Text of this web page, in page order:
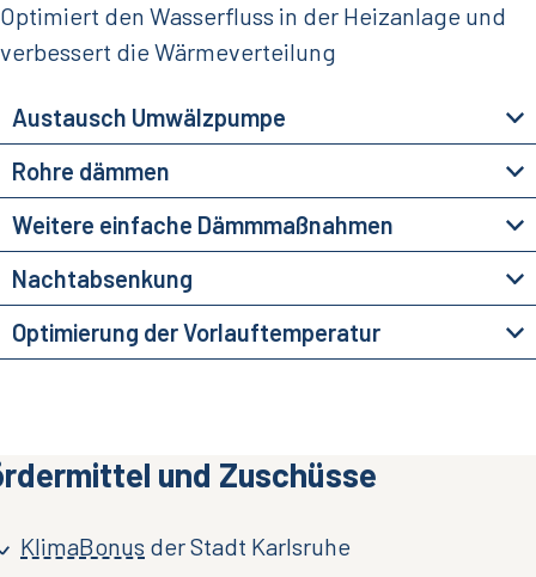
Optimiert den Wasserfluss in der Heizanlage und
verbessert die Wärmeverteilung
Austausch Umwälzpumpe
Rohre dämmen
Weitere einfache Dämmmaßnahmen
Nachtabsenkung
Optimierung der Vorlauftemperatur
und Zuschüsse
KlimaBonus der Stadt Karlsruhe